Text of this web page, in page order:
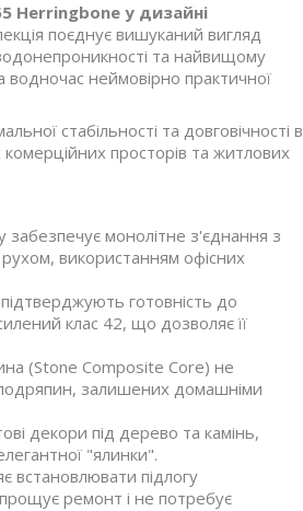
Herringbone у дизайні
поєднує вишуканий вигляд
та найвищому
водночас неймовірно практичної
стабільності та довговічності в
просторів та житлових
монолітне з'єднання з
використанням офісних
готовність до
клас 42, що дозволяє її
(Stone Composite Core) не
подряпин, залишених домашніми
декори під дерево та камінь,
"ялинки".
встановлювати підлогу
ремонт і не потребує